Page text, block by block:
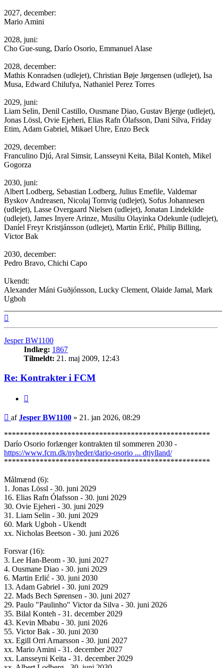
2027, december:
Mario Amini
2028, juni:
Cho Gue-sung, Darío Osorio, Emmanuel Alase
2028, december:
Mathis Konradsen (udlejet), Christian Bøje Jørgensen (udlejet), Isa
Musa, Edward Chilufya, Nathaniel Perez Torres
2029, juni:
Liam Selin, Denil Castillo, Ousmane Diao, Gustav Bjerge (udlejet),
Jonas Lössl, Ovie Ejeheri, Elias Rafn Ólafsson, Dani Silva, Friday
Etim, Adam Gabriel, Mikael Uhre, Enzo Beck
2029, december:
Franculino Djú, Aral Simsir, Lansseyni Keita, Bilal Konteh, Mikel
Gogorza
2030, juni:
Albert Lodberg, Sebastian Lodberg, Julius Emefile, Valdemar
Byskov Andreasen, Nicolaj Tornvig (udlejet), Sofus Johannesen
(udlejet), Lasse Overgaard Nielsen (udlejet), Jonatan Lindekilde
(udlejet), James Inyere Arinze, Musiliu Olayinka Odekunle (udlejet),
Daníel Freyr Kristjánsson (udlejet), Martin Erlić, Philip Billing,
Victor Bak
2030, december:
Pedro Bravo, Chichi Capo
Ukendt:
Alexander Máni Guðjónsson, Lucky Clement, Olaide Jamal, Mark
Ugboh
Jesper BW1100
Indlæg: 1867
Tilmeldt: 21. maj 2009, 12:43
Re: Kontrakter i FCM
Indlæg
afJesper BW1100 » 21. jan 2026, 08:29
****************************************************
Darío Osorio forlænger kontrakten til sommeren 2030 -
https://www.fcm.dk/nyheder/dario-osorio ... dtjylland/
****************************************************
Målmænd (6):
1. Jonas Lössl - 30. juni 2029
16. Elias Rafn Ólafsson - 30. juni 2029
30. Ovie Ejeheri - 30. juni 2029
31. Liam Selin - 30. juni 2029
60. Mark Ugboh - Ukendt
xx. Nicholas Beetson - 30. juni 2026
Forsvar (16):
3. Lee Han-Beom - 30. juni 2027
4. Ousmane Diao - 30. juni 2029
6. Martin Erlić - 30. juni 2030
13. Adam Gabriel - 30. juni 2029
22. Mads Bech Sørensen - 30. juni 2027
29. Paulo "Paulinho" Victor da Silva - 30. juni 2026
35. Bilal Konteh - 31. december 2029
43. Kevin Mbabu - 30. juni 2026
55. Victor Bak - 30. juni 2030
xx. Egill Orri Arnarsson - 30. juni 2027
xx. Mario Amini - 31. december 2027
xx. Lansseyni Keita - 31. december 2029